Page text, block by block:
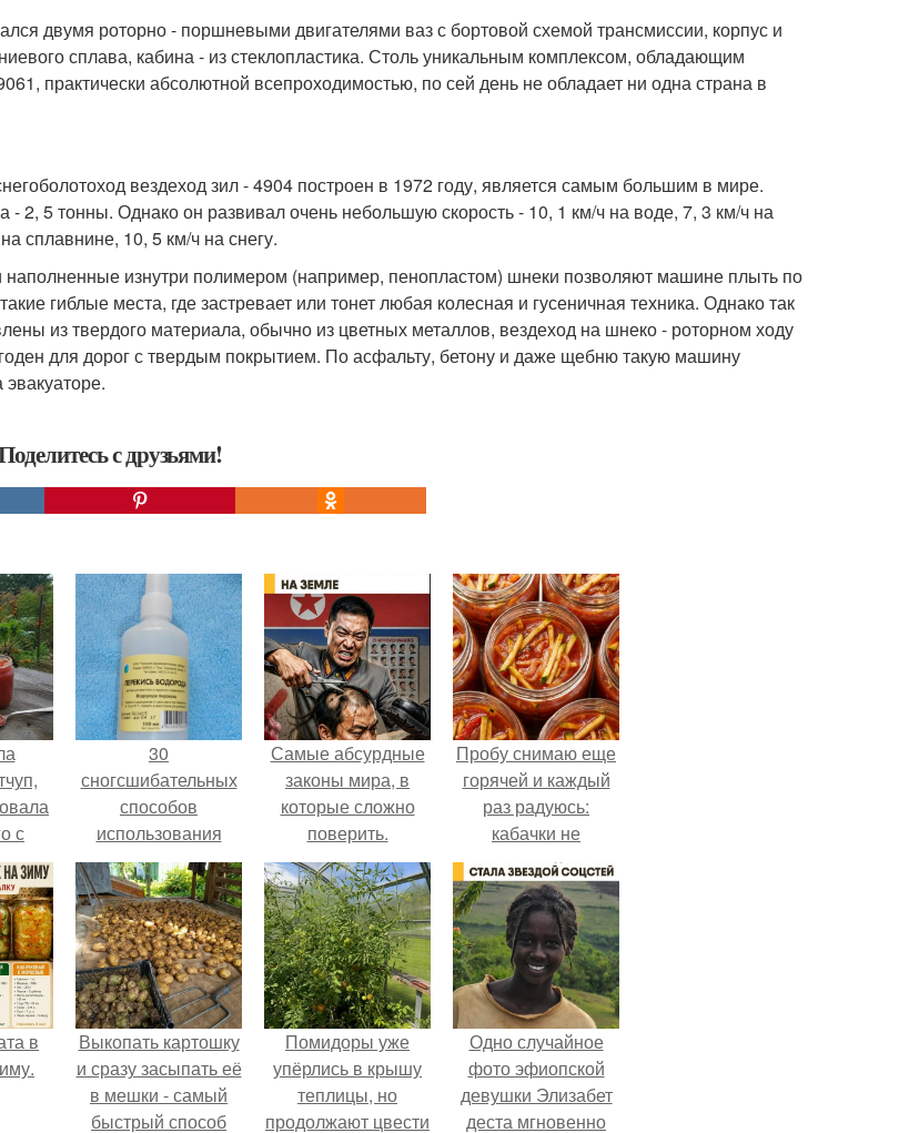
двумя роторно - поршневыми двигателями ваз с бортовой схемой трансмиссии, корпус и
сплава, кабина - из стеклопластика. Столь уникальным комплексом, обладающим
практически абсолютной всепроходимостью, по сей день не обладает ни одна страна в
вездеход зил - 4904 построен в 1972 году, является самым большим в мире.
- 2, 5 тонны. Однако он развивал очень небольшую скорость - 10, 1 км/ч на воде, 7, 3 км/ч на
сплавнине, 10, 5 км/ч на снегу.
наполненные изнутри полимером (например, пенопластом) шнеки позволяют машине плыть по
гиблые места, где застревает или тонет любая колесная и гусеничная техника. Однако так
из твердого материала, обычно из цветных металлов, вездеход на шнеко - роторном ходу
для дорог с твердым покрытием. По асфальту, бетону и даже щебню такую машину
эвакуаторе.
с друзьями!
с
30
сногсшибательных
способов
использования
перекиси водорода,
о которых вы
должны знать!
Самые абсурдные
законы мира, в
которые сложно
поверить.
Пробу снимаю еще
горячей и каждый
раз радуюсь:
кабачки не
развариваются, а
соус получается
густым и
пикантным.
в
Выкопать картошку
и сразу засыпать её
в мешки - самый
быстрый способ
Помидоры уже
упёрлись в крышу
теплицы, но
продолжают цвести
Одно случайное
фото эфиопской
девушки Элизабет
деста мгновенно